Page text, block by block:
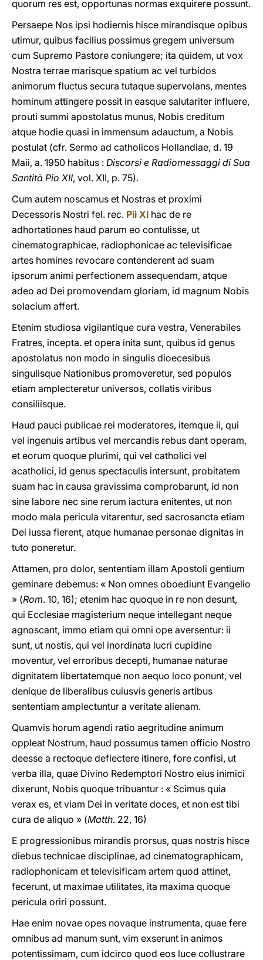
quorum res est, opportunas normas exquirere possunt.
Persaepe Nos ipsi hodiernis hisce mirandisque opibus
utimur, quibus facilius possimus gregem universum
cum Supremo Pastore coniungere; ita quidem, ut vox
Nostra terrae marisque spatium ac vel turbidos
animorum fluctus secura tutaque supervolans, mentes
hominum attingere possit in easque salutariter influere,
prouti summi apostolatus munus, Nobis creditum
atque hodie quasi in immensum adauctum, a Nobis
postulat (cfr. Sermo ad catholicos Hollandiae, d. 19
Maii, a. 1950 habitus : Discorsi e Radiomessaggi di Sua
Santità Pio XII, vol. XII, p. 75).
Cum autem noscamus et Nostras et proximi
Decessoris Nostri fel. rec. Pii XI hac de re
adhortationes haud parum eo contulisse, ut
cinematographicae, radiophonicae ac televisificae
artes homines revocare contenderent ad suam
ipsorum animi perfectionem assequendam, atque
adeo ad Dei promovendam gloriam, id magnum Nobis
solacium affert.
Etenim studiosa vigilantique cura vestra, Venerabiles
Fratres, incepta. et opera inita sunt, quibus id genus
apostolatus non modo in singulis dioecesibus
singulisque Nationibus promoveretur, sed populos
etiam amplecteretur universos, collatis viribus
consiliisque.
Haud pauci publicae rei moderatores, itemque ii, qui
vel ingenuis artibus vel mercandis rebus dant operam,
et eorum quoque plurimi, qui vel catholici vel
acatholici, id genus spectaculis intersunt, probitatem
suam hac in causa gravissima comprobarunt, id non
sine labore nec sine rerum iactura enitentes, ut non
modo mala pericula vitarentur, sed sacrosancta etiam
Dei iussa fierent, atque humanae personae dignitas in
tuto poneretur.
Attamen, pro dolor, sententiam illam Apostoli gentium
geminare debemus: « Non omnes oboediunt Evangelio
» (Rom. 10, 16); etenim hac quoque in re non desunt,
qui Ecclesiae magisterium neque intellegant neque
agnoscant, immo etiam qui omni ope aversentur: ii
sunt, ut nostis, qui vel inordinata lucri cupidine
moventur, vel erroribus decepti, humanae naturae
dignitatem libertatemque non aequo loco ponunt, vel
denique de liberalibus cuiusvis generis artibus
sententiam amplectuntur a veritate alienam.
Quamvis horum agendi ratio aegritudine animum
oppleat Nostrum, haud possumus tamen officio Nostro
deesse a rectoque deflectere itinere, fore confisi, ut
verba illa, quae Divino Redemptori Nostro eius inimici
dixerunt, Nobis quoque tribuantur : « Scimus quia
verax es, et viam Dei in veritate doces, et non est tibi
cura de aliquo » (Matth. 22, 16)
E progressionibus mirandis prorsus, quas nostris hisce
diebus technicae disciplinae, ad cinematographicam,
radiophonicam et televisificam artem quod attinet,
fecerunt, ut maximae utilitates, ita maxima quoque
pericula oriri possunt.
Hae enim novae opes novaque instrumenta, quae fere
omnibus ad manum sunt, vim exserunt in animos
potentissimam, cum idcirco quod eos luce collustrare